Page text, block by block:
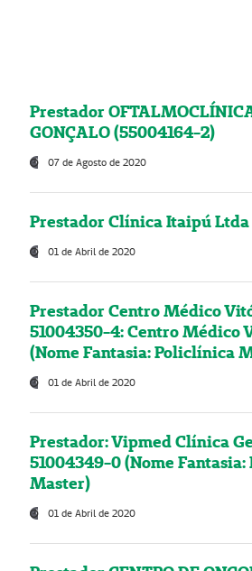
Prestador
GONÇALO (55004164-2)
07 de Agosto de 2020
Prestador Clínica Itaipú Ltda
01 de Abril de 2020
Prestador Centro Médico
51004350-4: Centro Médico
(Nome Fantasia: Policlínica
01 de Abril de 2020
Prestador: Vipmed Clínica
51004349-0 (Nome
Master)
01 de Abril de 2020